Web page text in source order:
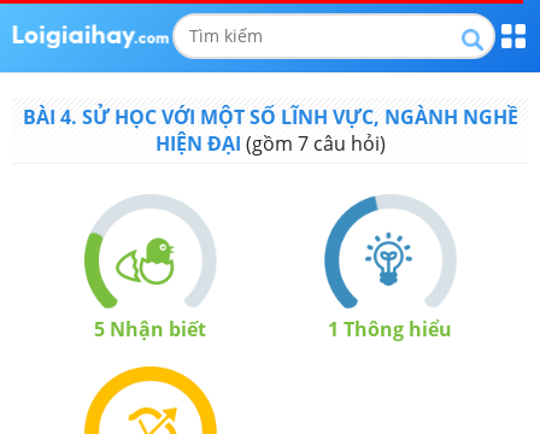
BÀI 4. SỬ HỌC VỚI MỘT SỐ LĨNH VỰC, NGÀNH NGHỀ
HIỆN ĐẠI (gồm 7câu hỏi)
5 Nhận biết 1 Thông hiểu